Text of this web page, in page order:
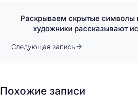
Раскрываем скрытые символы
художники рассказывают
Следующая запись
Похожие записи